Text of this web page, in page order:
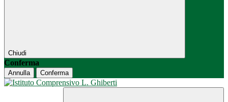
Chiudi
Conferma
Annulla Conferma